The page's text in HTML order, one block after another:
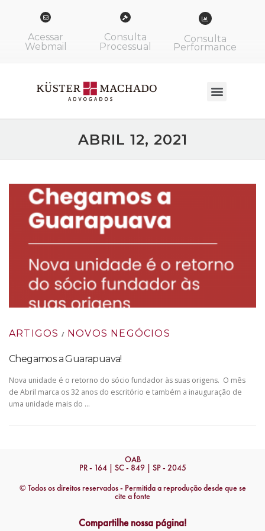
Acessar
Webmail
Consulta
Processual
Consulta
Performance
ABRIL 12, 2021
ARTIGOS / NOVOS NEGÓCIOS
Chegamos a Guarapuava!
Nova unidade é o retorno do sócio fundador às suas origens. O mês
de Abril marca os 32 anos do escritório e também a inauguração de
uma unidade mais do …
OAB
PR - 164 | SC - 849 | SP - 2045
© Todos os direitos reservados - Permitida a reprodução desde que se
cite a fonte
Compartilhe nossa página!